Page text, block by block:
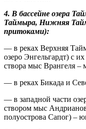
4. В бассейне озера
Таймыра, Нижняя
притоками):
— в реках Верхняя
озеро Энгельгардт) с
створа мыс Врангеля –
— в реках Бикада и
— в западной части
створом мыс
полуострова Сапог) –